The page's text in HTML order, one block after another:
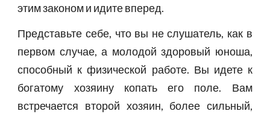
этим законом и идите вперед.
Представьте себе, что вы не слушатель, как в
первом случае, а молодой здоровый юноша,
способный к физической работе. Вы идете к
богатому хозяину копать его поле. Вам
встречается второй хозяин, более сильный,